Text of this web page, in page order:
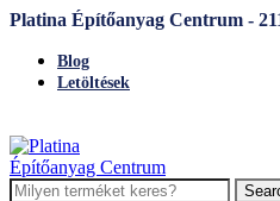
Platina Építőanyag Centrum -
Blog
Letöltések